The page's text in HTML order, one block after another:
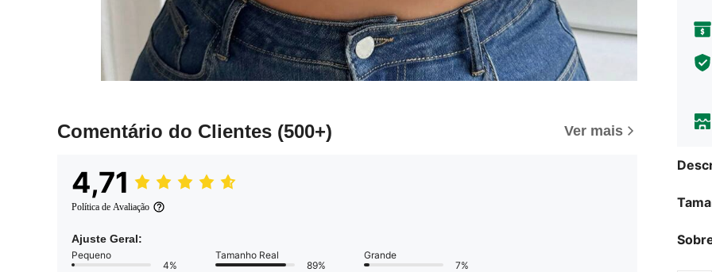
Comentário do Clientes (500+) Ver mais
4,71
Política de Avaliação
Ajuste Geral:
Pequeno
4%
Tamanho Real
89%
Grande
7%